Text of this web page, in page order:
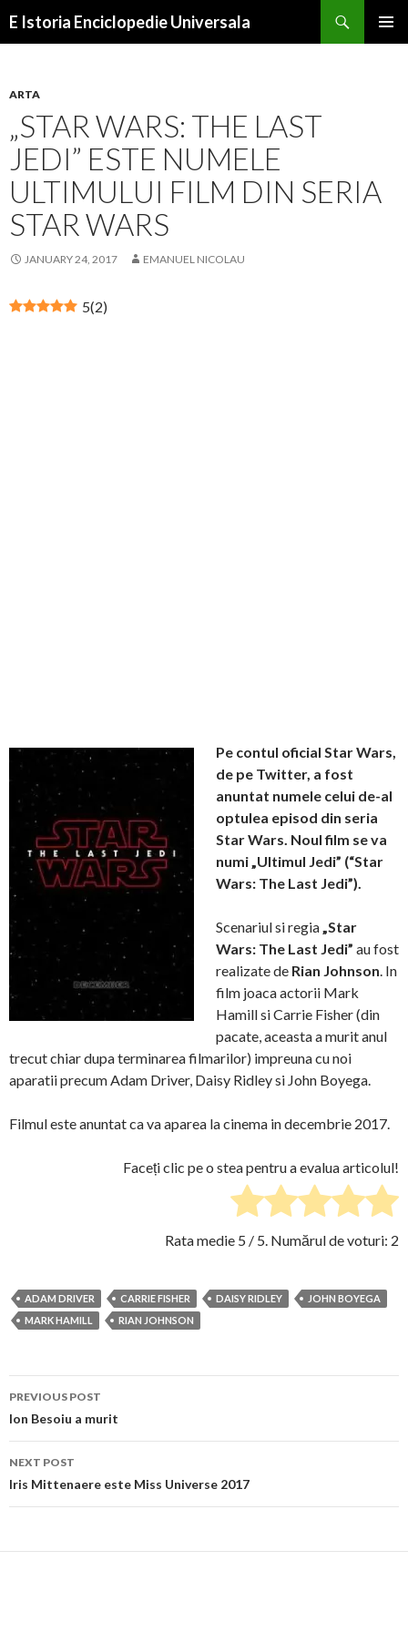
E Istoria Enciclopedie Universala
ARTA
„STAR WARS: THE LAST
JEDI” ESTE NUMELE
ULTIMULUI FILM DIN SERIA
STAR WARS
JANUARY 24, 2017 EMANUEL NICOLAU
5(2)
Pe contul oficial Star Wars,
de pe Twitter, a fost
anuntat numele celui de-al
optulea episod din seria
Star Wars. Noul film se va
numi „Ultimul Jedi” (“Star
Wars: The Last Jedi”).
Scenariul si regia„Star
Wars: The Last Jedi” au fost
realizate de Rian Johnson. In
film joaca actorii Mark
Hamill si Carrie Fisher (din
pacate, aceasta a murit anul
trecut chiar dupa terminarea filmarilor) impreuna cu noi
aparatii precum Adam Driver, Daisy Ridley si John Boyega.
Filmul este anuntat ca va aparea la cinema in decembrie 2017.
Faceți clic pe o stea pentru a evalua articolul!
Rata medie 5 / 5. Numărul de voturi: 2
ADAM DRIVER CARRIE FISHER DAISY RIDLEY
JOHN BOYEGA
MARK HAMILL
RIAN JOHNSON
Post
navigation
PREVIOUS POST
Ion Besoiu a murit
NEXT POST
Iris Mittenaere este Miss Universe 2017